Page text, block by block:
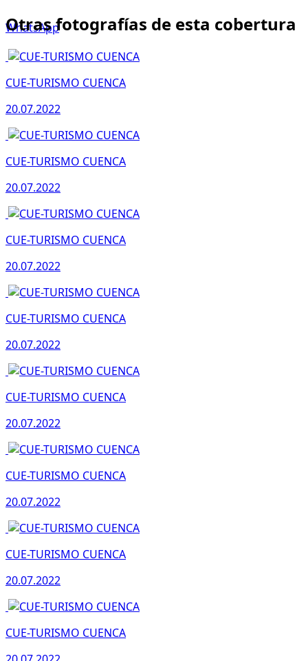
WhatsApp
Otras fotografías de esta cobertura
CUE-TURISMO CUENCA
20.07.2022
CUE-TURISMO CUENCA
20.07.2022
CUE-TURISMO CUENCA
20.07.2022
CUE-TURISMO CUENCA
20.07.2022
CUE-TURISMO CUENCA
20.07.2022
CUE-TURISMO CUENCA
20.07.2022
CUE-TURISMO CUENCA
20.07.2022
CUE-TURISMO CUENCA